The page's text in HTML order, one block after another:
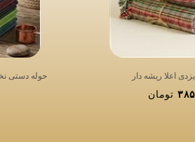
اعلا ریشه دار
تومان